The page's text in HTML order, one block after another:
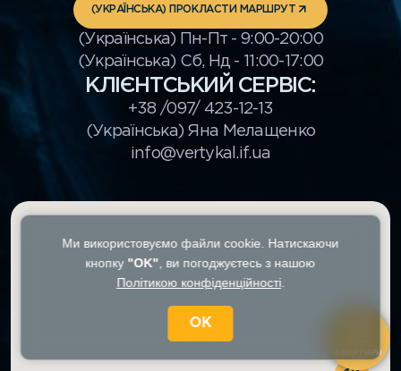
Ми використовуємо файли cookie. Натискаючи
кнопку "OK" , ви погоджуєтесь з нашою
Політикою конфіденційності
OK
(УКРАЇНСЬКА) ПРОКЛАСТИ МАРШРУТ
(Українська) Пн-Пт - 9:00-20:00
(Українська) Cб, Нд - 11:00-17:00
КЛІЄНТСЬКИЙ СЕРВІС:
+38 /097/ 423-12-13
(Українська) Яна Мелащенко
info@vertykal.if.ua
КВАРТИРИ